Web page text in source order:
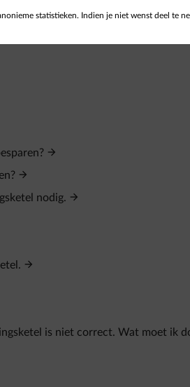
nodig.
is niet correct. Wat moet ik
statistieken. Indien je niet wenst deel te